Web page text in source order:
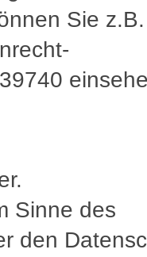
Sie
Sinne des
den